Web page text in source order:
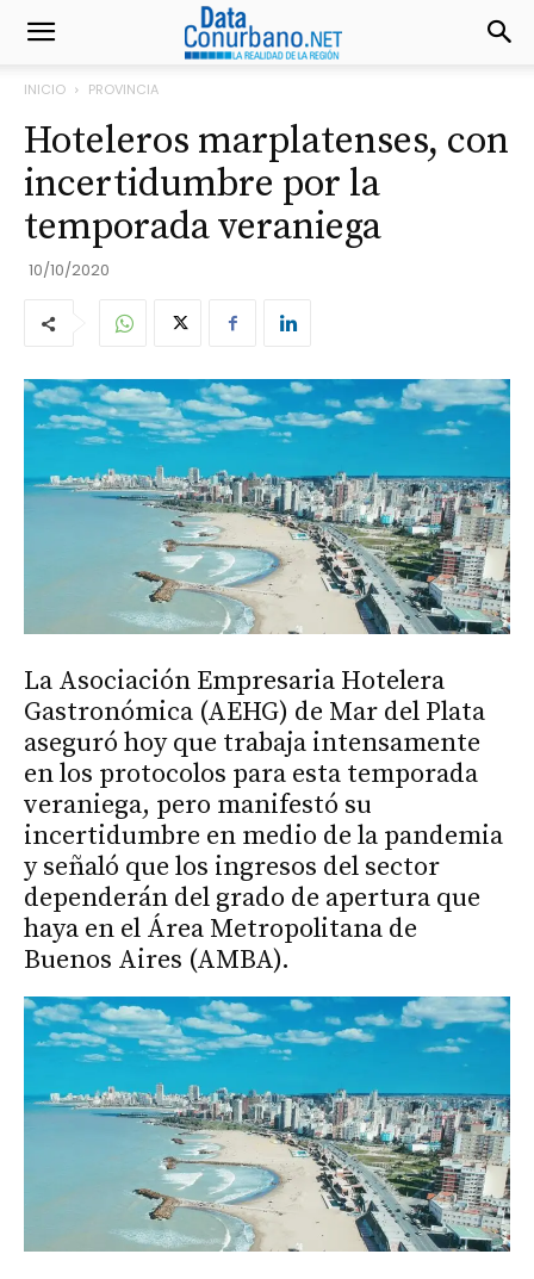
INICIO PROVINCIA
Hoteleros marplatenses, con
incertidumbre por la
temporada veraniega
10/10/2020
La Asociación Empresaria Hotelera
Gastronómica (AEHG) de Mar del Plata
aseguró hoy que trabaja intensamente
en los protocolos para esta temporada
veraniega, pero manifestó su
incertidumbre en medio de la pandemia
y señaló que los ingresos del sector
dependerán del grado de apertura que
haya en el Área Metropolitana de
Buenos Aires (AMBA).